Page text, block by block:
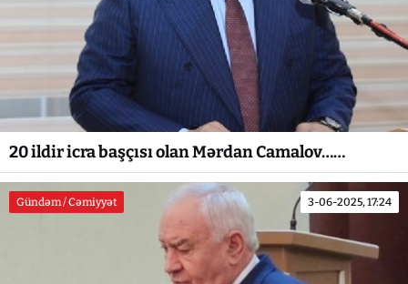
20 ildir icra başçısı olan Mərdan Camalov……
Gündəm / Cəmiyyət 3-06-2025, 17:24